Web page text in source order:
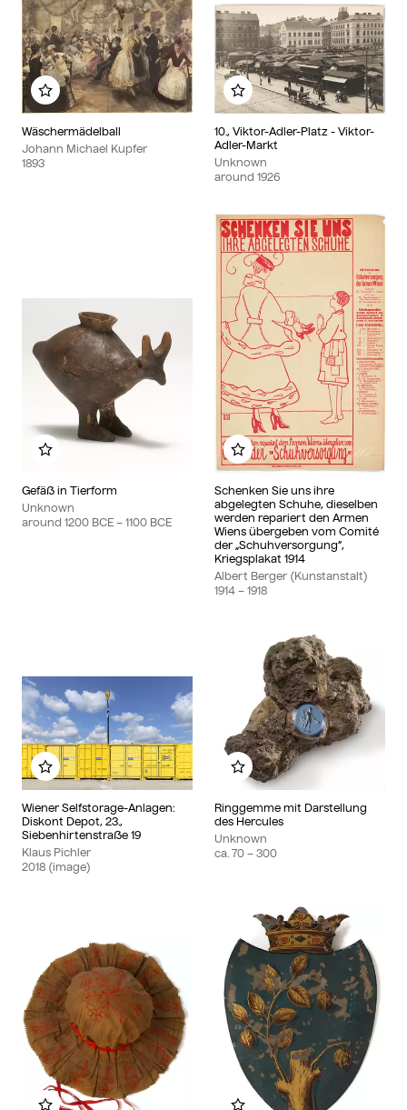
Wäschermädelball
Johann Michael Kupfer
1893
Add to my album
10., Viktor-Adler-Platz - Viktor-
Adler-Markt
Unknown
around 1926
Add to my album
Gefäß in Tierform
Unknown
around 1200 BCE – 1100 BCE
Add to my album
Schenken Sie uns ihre
abgelegten Schuhe, dieselben
werden repariert den Armen
Wiens übergeben vom Comité
der „Schuhversorgung“,
Kriegsplakat 1914
Albert Berger (Kunstanstalt)
1914 – 1918
Add to my album
Wiener Selfstorage-Anlagen:
Diskont Depot, 23.,
Siebenhirtenstraße 19
Klaus Pichler
2018 (image)
Add to my album
Ringgemme mit Darstellung
des Hercules
Unknown
ca. 70 – 300
Add to my album